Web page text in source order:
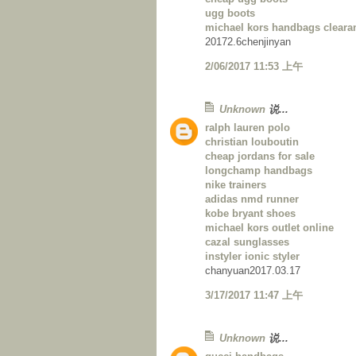
ugg boots
michael kors handbags
20172.6chenjinyan
2/06/2017 11:53 上午
Unknown 说...
ralph lauren polo
christian louboutin
cheap jordans for sale
longchamp handbags
nike trainers
adidas nmd runner
kobe bryant shoes
michael kors outlet online
cazal sunglasses
instyler ionic styler
chanyuan2017.03.17
3/17/2017 11:47 上午
Unknown 说...